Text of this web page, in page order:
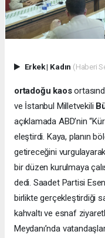
Erkek| Kadın (Haberi
ortadoğu kaos
ve İstanbul Milletvekili
açıklamada ABD’nin
eleştirdi. Kaya, planın
getireceğini
bir düzen kurulmaya
dedi. Saadet Partisi
birlikte gerçekleştirdiği
kahvaltı ve esnaf
Meydanı’nda